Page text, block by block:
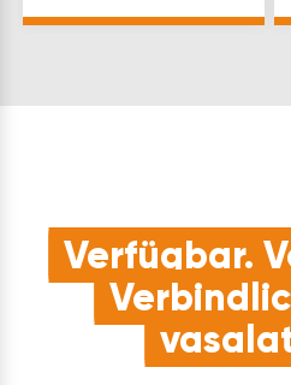
pulverbeschichtet
Verfügbar.